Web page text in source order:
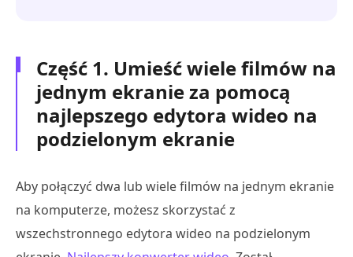
Część 1. Umieść wiele filmów na
jednym ekranie za pomocą
najlepszego edytora wideo na
podzielonym ekranie
Aby połączyć dwa lub wiele filmów na jednym ekranie
na komputerze, możesz skorzystać z
wszechstronnego edytora wideo na podzielonym